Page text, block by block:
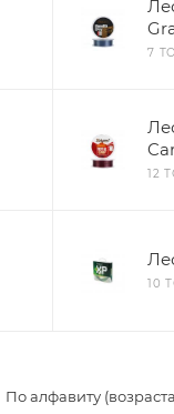
7
12
10
По алфавиту